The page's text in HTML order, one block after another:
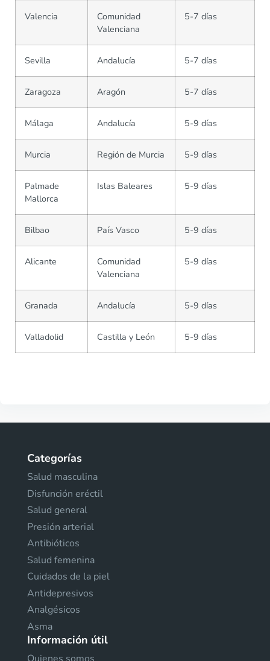
Valencia
Comunidad
Valenciana
5-7 días
Sevilla Andalucía 5-7 días
Zaragoza Aragón 5-7 días
Málaga Andalucía 5-9 días
Murcia Región de Murcia 5-9 días
Palmade
Mallorca
Islas Baleares 5-9 días
Bilbao País Vasco 5-9 días
Alicante
Comunidad
Valenciana
5-9 días
Granada Andalucía 5-9 días
Valladolid Castilla y León 5-9 días
Categorías
Salud masculina
Disfunción eréctil
Salud general
Presión arterial
Antibióticos
Salud femenina
Cuidados de la piel
Antidepresivos
Analgésicos
Asma
Información útil
Quienes somos